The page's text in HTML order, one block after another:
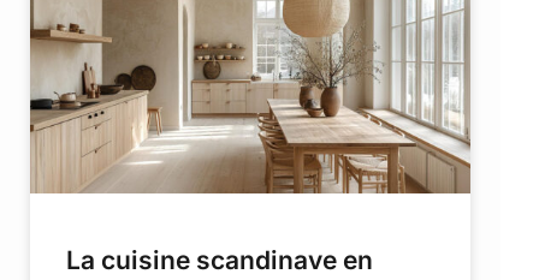
La cuisine scandinave en